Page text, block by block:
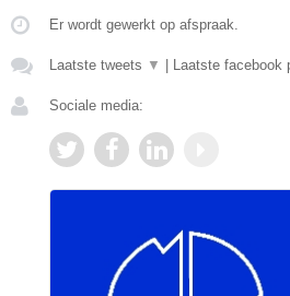
Er wordt gewerkt op afspraak.
Laatste tweets ▼ | Laatste facebook
Sociale media: